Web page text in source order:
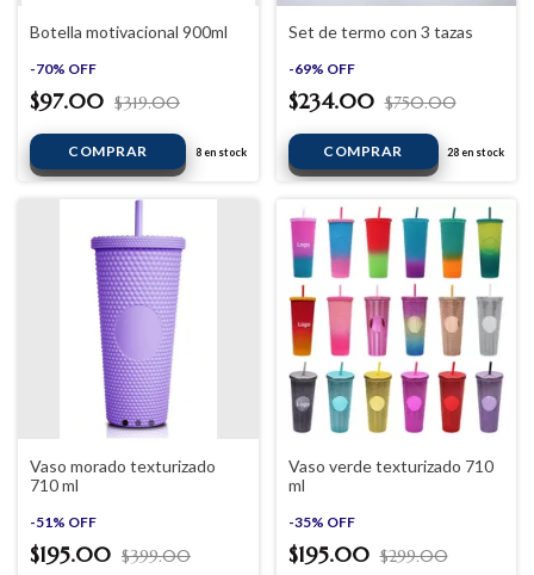
Botella motivacional 900ml
-70% OFF
$97.00 $319.00
8en stock
Set de termo con 3 tazas
-69% OFF
$234.00 $750.00
28en stock
Vaso morado texturizado
710 ml
-51 % OFF
$195.00 $399.00
Vaso verde texturizado 710
ml
-35% OFF
$195.00 $299.00